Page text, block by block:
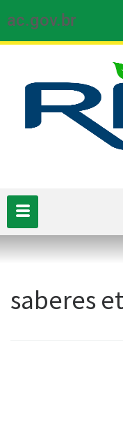
ac.gov.br
saberes